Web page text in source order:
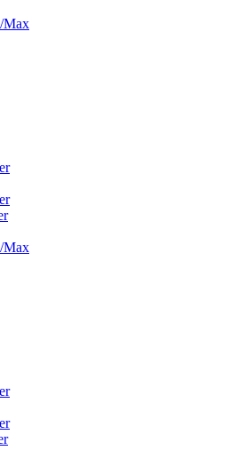
Max
Max